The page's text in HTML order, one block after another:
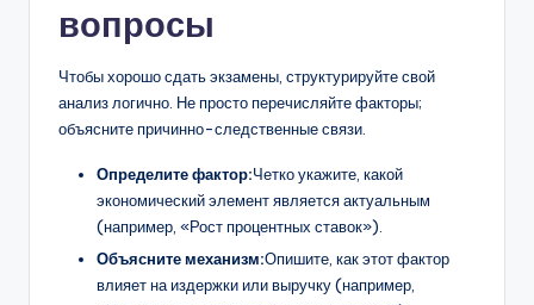
вопросы
Чтобы хорошо сдать экзамены, структурируйте свой
анализ логично. Не просто перечисляйте факторы;
объясните причинно-следственные связи.
Определите фактор:Четко укажите, какой
экономический элемент является актуальным
(например, «Рост процентных ставок»).
Объясните механизм:Опишите, как этот фактор
влияет на издержки или выручку (например,